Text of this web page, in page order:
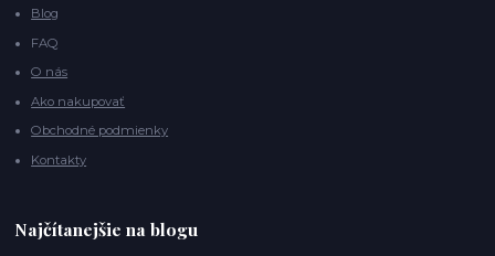
Blog
FAQ
O nás
Ako nakupovať
Obchodné podmienky
Kontakty
Najčítanejšie na blogu